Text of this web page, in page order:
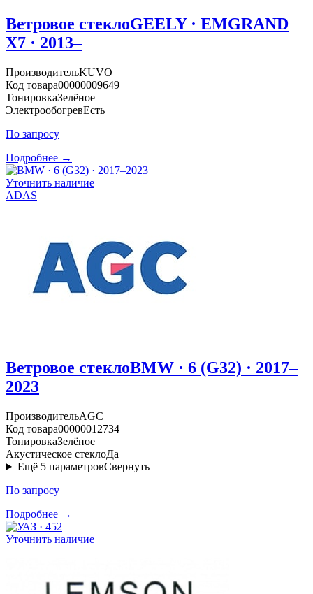
Ветровое стеклоGEELY · EMGRAND
X7 · 2013–
ПроизводительKUVO
Код товара00000009649
ТонировкаЗелёное
ЭлектрообогревЕсть
По запросу
Подробнее →
Уточнить наличие
ADAS
Ветровое стеклоBMW · 6 (G32) · 2017–
2023
ПроизводительAGC
Код товара00000012734
ТонировкаЗелёное
Акустическое стеклоДа
Ещё 5 параметровСвернуть
По запросу
Подробнее →
Уточнить наличие